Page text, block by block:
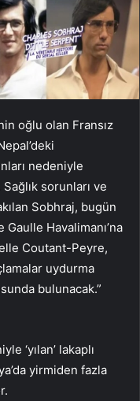
oğlu olan Fransız
nedeniyle
sorunları ve
Sobhraj, bugün
Havalimanı’na
Coutant-Peyre,
uydurma
bulunacak.”
‘yılan’ lakaplı
yirmiden fazla